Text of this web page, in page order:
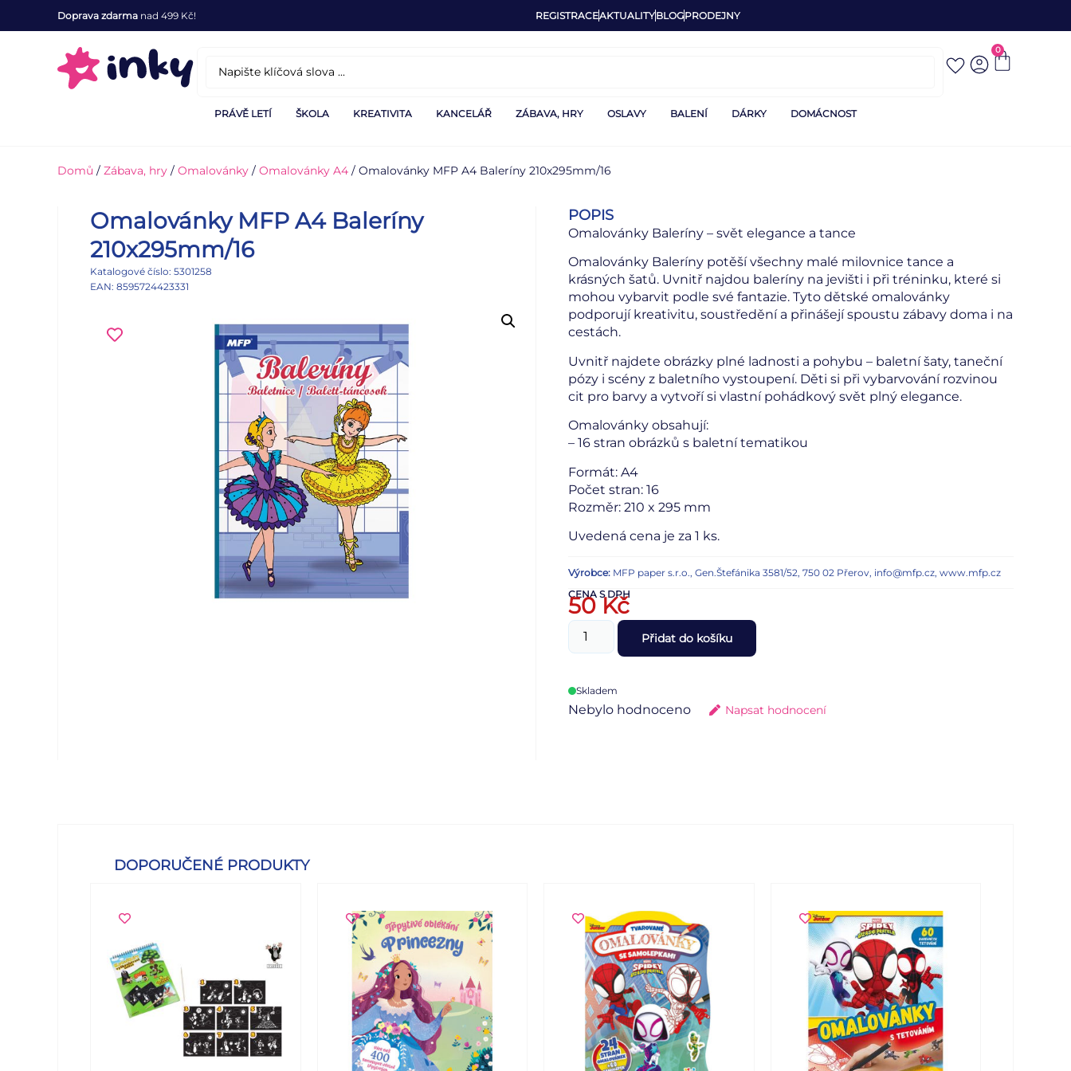
Doprava zdarma nad 499 Kč! REGISTRACEAKTUALITYBLOGPRODEJNY
0
PRÁVĚ LETÍ ŠKOLA KREATIVITA KANCELÁŘ ZÁBAVA, HRY OSLAVY BALENÍ DÁRKY DOMÁCNOST
Domů / Zábava, hry / Omalovánky / Omalovánky A4 / Omalovánky MFP A4 Baleríny 210x295mm/16
Omalovánky MFP A4 Baleríny
210x295mm/16
Katalogové číslo: 5301258
EAN: 8595724423331
POPIS
Omalovánky Baleríny – svět elegance a tance
Omalovánky Baleríny potěší všechny malé milovnice tance a
krásných šatů. Uvnitř najdou baleríny na jevišti i při tréninku, které si
mohou vybarvit podle své fantazie. Tyto dětské omalovánky
podporují kreativitu, soustředění a přinášejí spoustu zábavy doma i na
cestách.
Uvnitř najdete obrázky plné ladnosti a pohybu – baletní šaty, taneční
pózy i scény z baletního vystoupení. Děti si při vybarvování rozvinou
cit pro barvy a vytvoří si vlastní pohádkový svět plný elegance.
Omalovánky obsahují:
– 16 stran obrázků s baletní tematikou
Formát: A4
Počet stran: 16
Rozměr: 210 x 295 mm
Uvedená cena je za 1 ks.
Výrobce: MFP paper s.r.o., Gen.Štefánika 3581/52, 750 02 Přerov, info@mfp.cz, www.mfp.cz
CENA S DPH
50Kč
Přidat do košíku
Skladem
Nebylo hodnoceno Napsat hodnocení
DOPORUČENÉ PRODUKTY